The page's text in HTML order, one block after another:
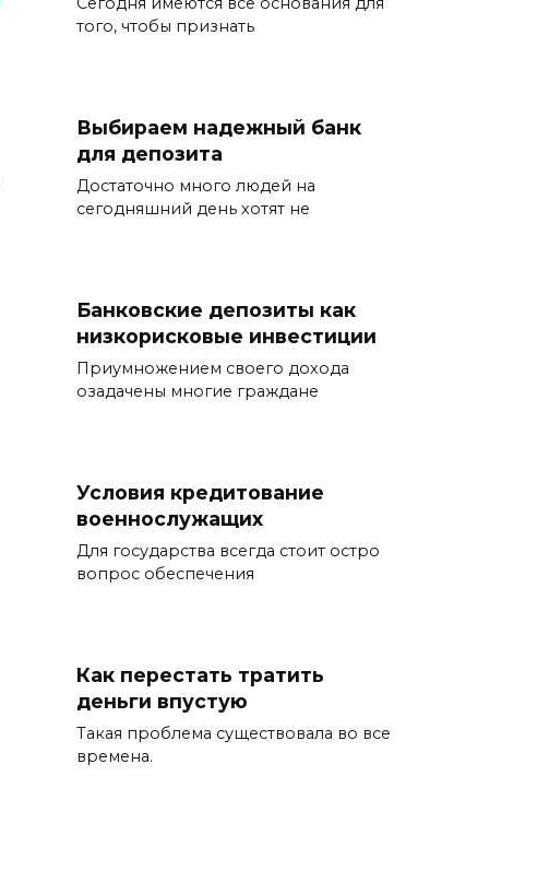
того, чтобы признать
Выбираем надежный банк
для депозита
Достаточно много людей на
сегодняшний день хотят не
Банковские депозиты как
низкорисковые инвестиции
Приумножением своего дохода
озадачены многие граждане
Условия кредитование
военнослужащих
Для государства всегда стоит остро
вопрос обеспечения
Как перестать тратить
деньги впустую
Такая проблема существовала во все
времена.